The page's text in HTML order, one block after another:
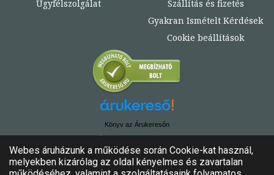
Ügyfélszolgálat
Szállítás és fizetés
Gyakran Ismételt Kérdések
Cookie beállítások
Könyv az Árukeresőn